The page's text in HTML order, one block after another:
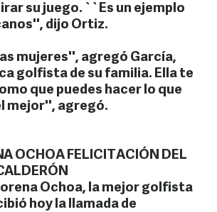
su juego. ``Es un ejemplo
dijo Ortiz.
mujeres'', agregó García,
golfista de su familia. Ella te
que puedes hacer lo que
mejor'', agregó.
OCHOA FELICITACIÓN DEL
Ochoa, la mejor golfista
hoy la llamada de